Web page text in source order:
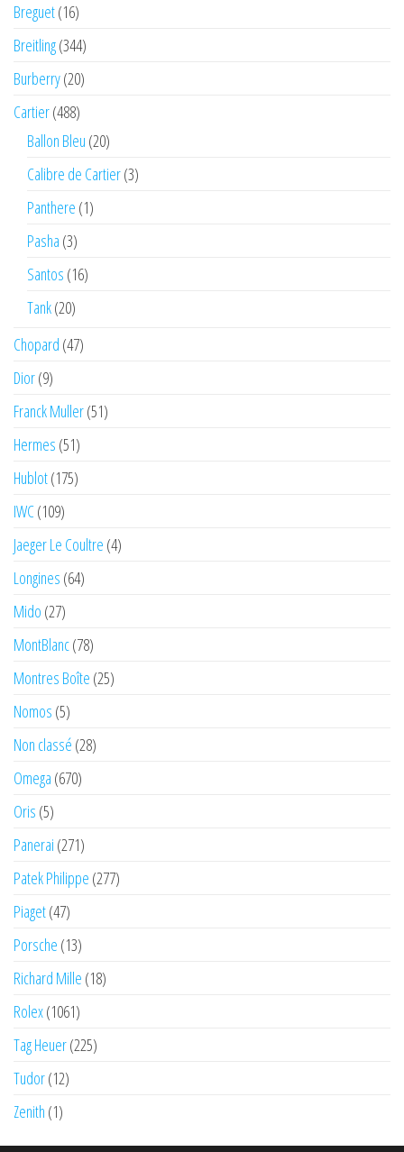
Breguet(16)
Breitling(344)
Burberry(20)
Cartier(488)
Ballon Bleu (20)
Calibre de Cartier(3)
Panthere (1)
Pasha (3)
Santos (16)
Tank(20)
Chopard (47)
Dior(9)
Franck Muller(51)
Hermes (51)
Hublot(175)
IWC(109)
Jaeger Le Coultre (4)
Longines (64)
Mido (27)
MontBlanc(78)
Montres Boîte (25)
Nomos (5)
Non classé (28)
Omega (670)
Oris (5)
Panerai (271)
Patek Philippe (277)
Piaget(47)
Porsche (13)
Richard Mille (18)
Rolex(1061)
Tag Heuer(225)
Tudor(12)
Zenith (1)